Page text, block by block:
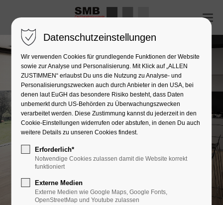
Datenschutzeinstellungen
Wir verwenden Cookies für grundlegende Funktionen der Website
sowie zur Analyse und Personalisierung. Mit Klick auf „ALLEN
ZUSTIMMEN“ erlaubst Du uns die Nutzung zu Analyse- und
Personalisierungszwecken auch durch Anbieter in den USA, bei
denen laut EuGH das besondere Risiko besteht, dass Daten
unbemerkt durch US-Behörden zu Überwachungszwecken
verarbeitet werden. Diese Zustimmung kannst du jederzeit in den
Cookie-Einstellungen widerrufen oder abstufen, in denen Du auch
weitere Details zu unseren Cookies findest.
Erforderlich*
Notwendige Cookies zulassen damit die Website korrekt
funktioniert
Externe Medien
Externe Medien wie Google Maps, Google Fonts,
OpenStreetMap und Youtube zulassen